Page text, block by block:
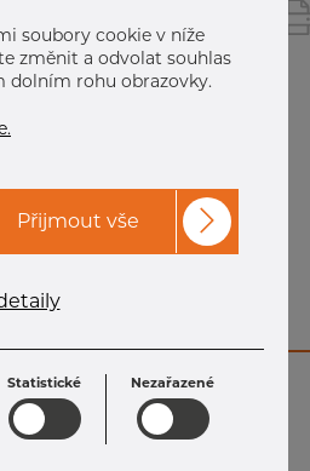
soubory cookie v níže
změnit a odvolat souhlas
dolním rohu obrazovky.
Přijmout vše
Statistické Nezařazené